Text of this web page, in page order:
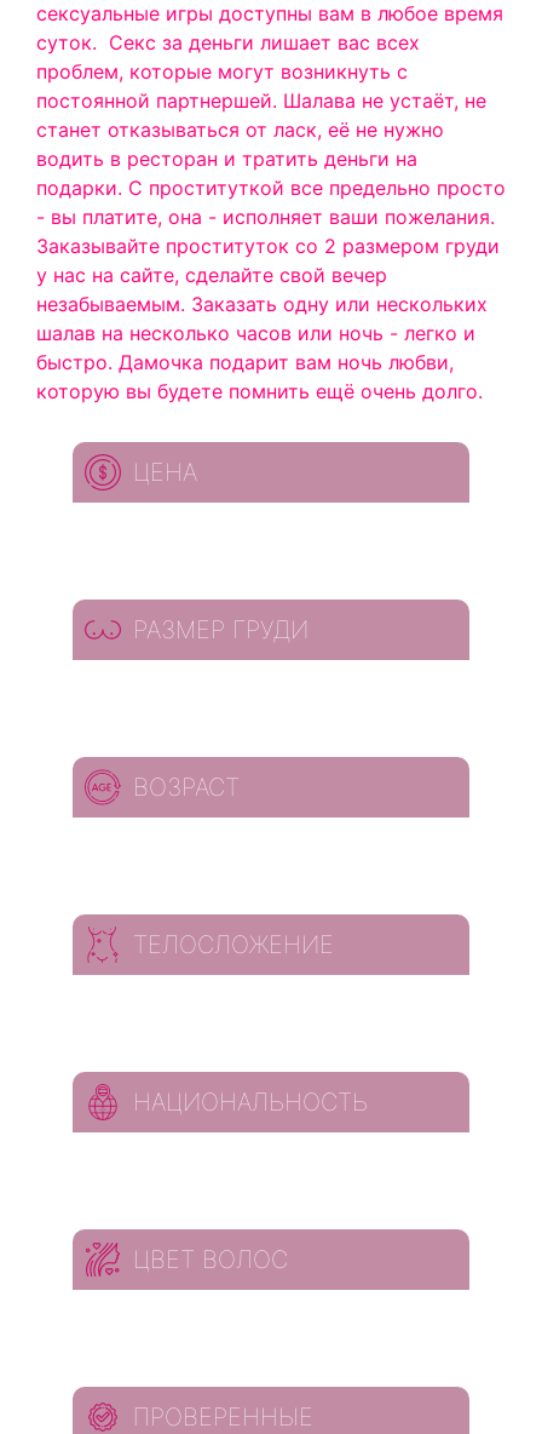
сексуальные игры доступны вам в любое время
суток. Секс за деньги лишает вас всех
проблем, которые могут возникнуть с
постоянной партнершей. Шалава не устаёт, не
станет отказываться от ласк, её не нужно
водить в ресторан и тратить деньги на
подарки. С проституткой все предельно просто
- вы платите, она - исполняет ваши пожелания.
Заказывайте проституток со 2 размером груди
у нас на сайте, сделайте свой вечер
незабываемым. Заказать одну или нескольких
шалав на несколько часов или ночь - легко и
быстро. Дамочка подарит вам ночь любви,
которую вы будете помнить ещё очень долго.
ЦЕНА
РАЗМЕР ГРУДИ
ВОЗРАСТ
ТЕЛОСЛОЖЕНИЕ
НАЦИОНАЛЬНОСТЬ
ЦВЕТ ВОЛОС
ПРОВЕРЕННЫЕ